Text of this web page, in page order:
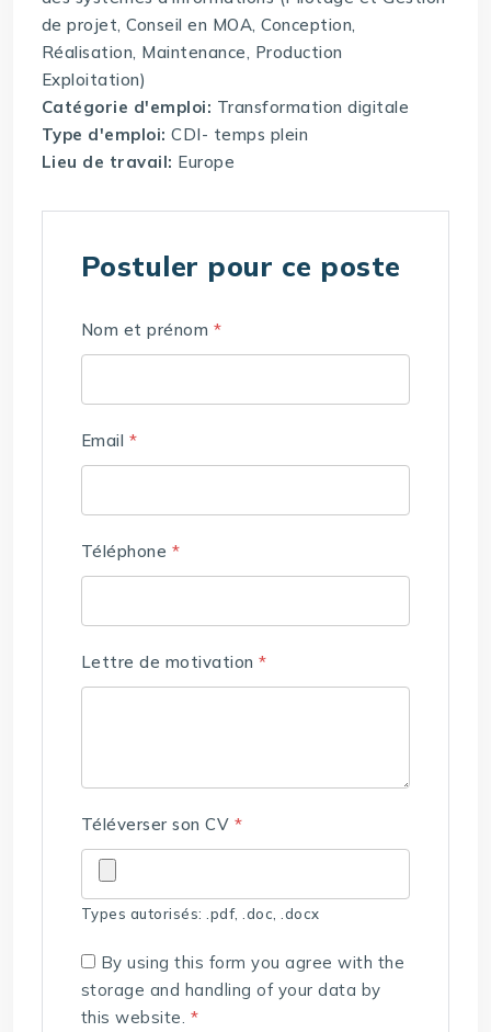
de projet, Conseil en MOA, Conception,
Réalisation, Maintenance, Production
Exploitation)
Catégorie d'emploi: Transformation digitale
Type d'emploi:CDI- temps plein
Lieu de travail: Europe
Postuler pour ce poste
Nom et prénom *
Email *
Téléphone *
Lettre de motivation*
Téléverser son CV *
Types autorisés: .pdf, .doc, .docx
By using this form you agree with the
storage and handling of your data by
this website. *